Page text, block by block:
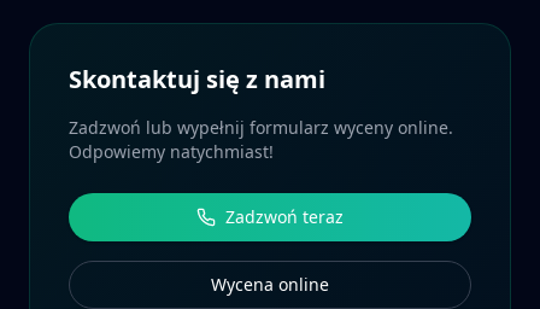
Skontaktuj się z nami
Zadzwoń lub wypełnij formularz wyceny online.
Odpowiemy natychmiast!
Zadzwoń teraz
Wycena online